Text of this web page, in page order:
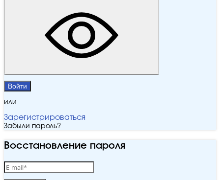
Войти
или
Зарегистрироваться
Забыли пароль?
Восстановление пароля